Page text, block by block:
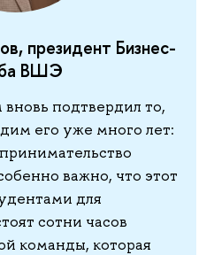
президент Бизнес-
ВШЭ
подтвердил то,
его уже много лет:
важно, что этот
для
сотни часов
команды, которая